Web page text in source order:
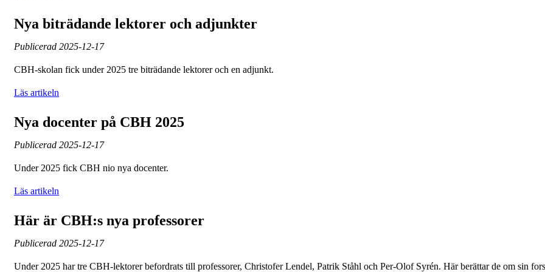
Nya biträdande lektorer och adjunkter
Publicerad 2025-12-17
CBH-skolan fick under 2025 tre biträdande lektorer och en adjunkt.
Läs artikeln
Nya docenter på CBH 2025
Publicerad 2025-12-17
Under 2025 fick CBH nio nya docenter.
Läs artikeln
Här är CBH:s nya professorer
Publicerad 2025-12-17
Under 2025 har tre CBH-lektorer befordrats till professorer, Christofer Lendel, Patrik Ståhl och Per-Olof Syrén. Här berättar de om sin